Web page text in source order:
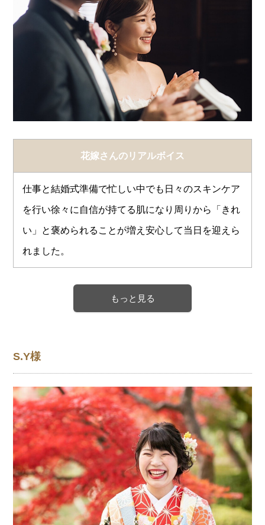
花嫁さんのリアルボイス
仕事と結婚式準備で忙しい中でも日々のスキンケア
を行い徐々に自信が持てる肌になり周りから「きれ
い」と褒められることが増え安心して当日を迎えら
れました。
もっと見る
S.Y様